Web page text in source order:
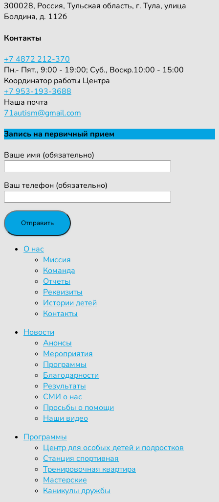
300028, Россия, Тульская область, г. Тула, улица
Болдина, д. 112б
Контакты
+7 4872 212-370
Пн.- Пят., 9:00 - 19:00; Суб., Воскр.10:00 - 15:00
Координатор работы Центра
+7 953-193-3688
Наша почта
71autism@gmail.com
Запись на первичный прием
Ваше имя (обязательно)
Ваш телефон (обязательно)
О нас
Миссия
Команда
Отчеты
Реквизиты
Истории детей
Контакты
Новости
Анонсы
Мероприятия
Программы
Благодарности
Результаты
СМИ о нас
Просьбы о помощи
Наши видео
Программы
Центр для особых детей и подростков
Станция спортивная
Тренировочная квартира
Мастерские
Каникулы дружбы